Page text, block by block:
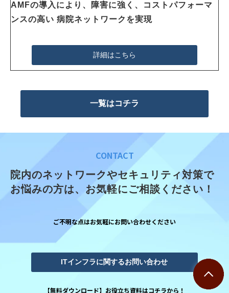
AMFの導入により、障害に強く、コストパフォーマ
ンスの高い 病院ネットワークを実現
詳細はこちら
一覧はコチラ
CONTACT
院内のネットワークやセキュリティ対策で
お悩みの方は、お気軽にご相談ください！
ご不明な点はお気軽にお問い合わせください
ITインフラに関するお問い合わせ
【無料ダウンロード】お役立ち資料はコチラから！